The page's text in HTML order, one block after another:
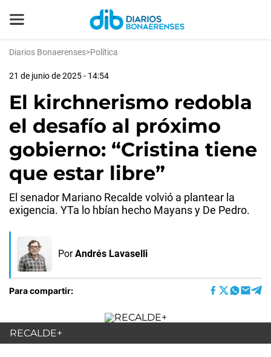
Diarios Bonaerenses>Política
21 de junio de 2025 - 14:54
El kirchnerismo redobla
el desafío al próximo
gobierno: “Cristina tiene
que estar libre”
El senador Mariano Recalde volvió a plantear la
exigencia. YTa lo hbían hecho Mayans y De Pedro.
Por Andrés Lavaselli
Para compartir:
RECALDE+